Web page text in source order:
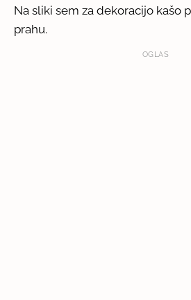
Na sliki sem za dekoracijo kašo
prahu.
OGLAS